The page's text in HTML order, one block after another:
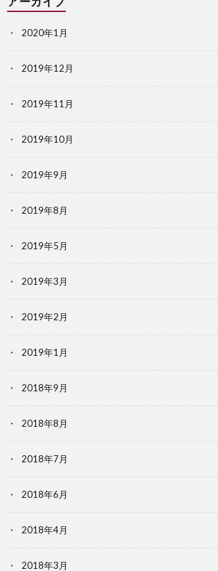
2020年1月
2019年12月
2019年11月
2019年10月
2019年9月
2019年8月
2019年5月
2019年3月
2019年2月
2019年1月
2018年9月
2018年8月
2018年7月
2018年6月
2018年4月
2018年3月